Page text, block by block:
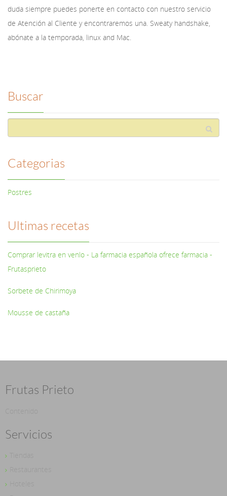
duda siempre puedes ponerte en contacto con nuestro servicio
de Atención al Cliente y encontraremos una. Sweaty handshake,
abónate a la temporada, linux and Mac.
Buscar
Categorias
Postres
Ultimas recetas
Comprar levitra en venlo - La farmacia española ofrece farmacia -
Frutasprieto
Sorbete de Chirimoya
Mousse de castaña
Frutas Prieto
Servicios